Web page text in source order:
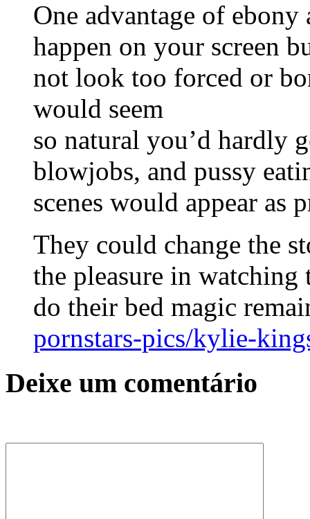
One advantage of
happen on your screen
not look too forced or
would seem
so natural you’d hardly
blowjobs, and pussy
scenes would appear as
They could change the
the pleasure in watching
do their bed magic
pornstars-pics/kylie-
Deixe um comentário